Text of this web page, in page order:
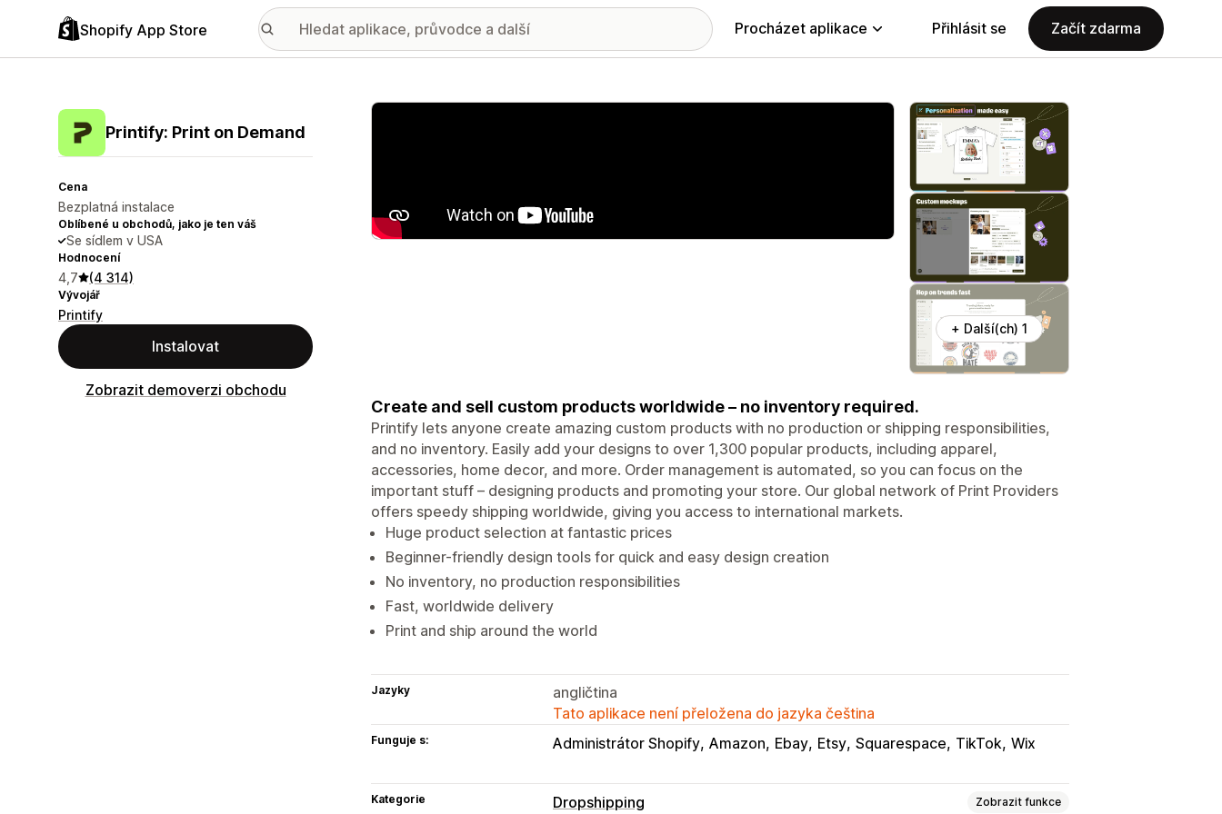
Shopify App Store Procházet aplikace Přihlásit se Začít zdarma
Printify: Print on Demand
Cena
Bezplatná instalace
Oblíbené u obchodů, jako je ten váš
Se sídlem v USA
Hodnocení
4,7 (4 314)
Vývojář
Printify
Instalovat
Zobrazit demoverzi obchodu
Galerie propagovaných obrázků
+ Další(ch) 1
Create and sell custom products worldwide – no inventory required.
Printify lets anyone create amazing custom products with no production or shipping responsibilities,
and no inventory. Easily add your designs to over 1,300 popular products, including apparel,
accessories, home decor, and more. Order management is automated, so you can focus on the
important stuff – designing products and promoting your store. Our global network of Print Providers
offers speedy shipping worldwide, giving you access to international markets.
Huge product selection at fantastic prices
Beginner-friendly design tools for quick and easy design creation
No inventory, no production responsibilities
Fast, worldwide delivery
Print and ship around the world
Jazyky
angličtina
Tato aplikace není přeložena do jazyka čeština
Funguje s: Administrátor Shopify Amazon Ebay Etsy Squarespace TikTok Wix
Kategorie Dropshipping Zobrazit funkce